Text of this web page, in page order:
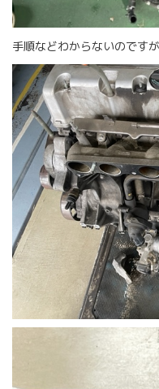
手順などわからないのです